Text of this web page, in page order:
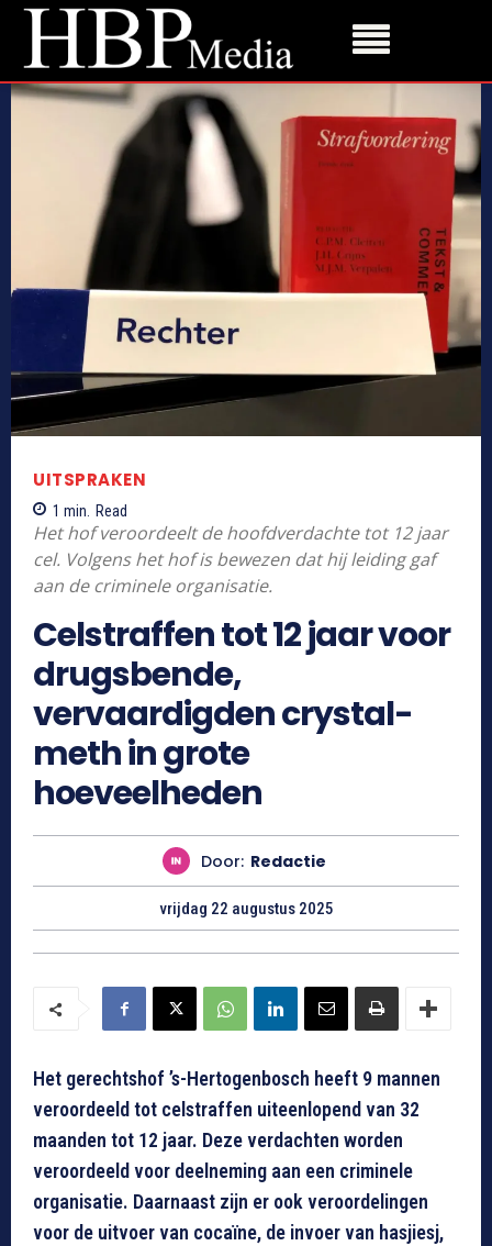
UITSPRAKEN
1 min. Read
Het hof veroordeelt de hoofdverdachte tot 12 jaar
cel. Volgens het hof is bewezen dat hij leiding gaf
aan de criminele organisatie.
Celstraffen tot 12 jaar voor
drugsbende,
vervaardigden crystal-
meth in grote
hoeveelheden
Door: Redactie
vrijdag 22 augustus 2025
Het gerechtshof ’s-Hertogenbosch heeft 9 mannen
veroordeeld tot celstraffen uiteenlopend van 32
maanden tot 12 jaar. Deze verdachten worden
veroordeeld voor deelneming aan een criminele
organisatie. Daarnaast zijn er ook veroordelingen
voor de uitvoer van cocaïne, de invoer van hasjiesj,